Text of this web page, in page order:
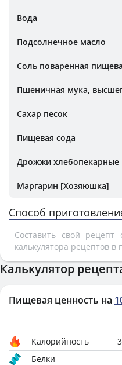
Вода
Подсолнечное масло
Соль поваренная
Пшеничная мука,
Сахар песок
Пищевая сода
Дрожжи хлебопекарные
Маргарин [Хозяюшка]
Способ
Составить свой
калькулятора рецептов
Калькулятор
Пищевая ценность на
Калорийность
Белки